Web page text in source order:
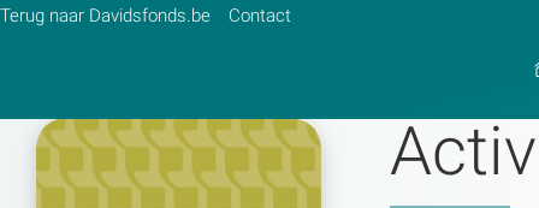
Terug naar Davidsfonds.be Contact